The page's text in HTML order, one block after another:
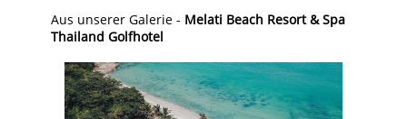
Aus unserer Galerie - Melati Beach Resort & Spa
Thailand Golfhotel